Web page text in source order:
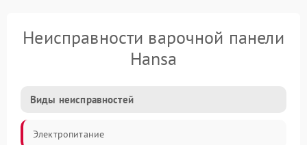
Неисправности варочной панели
Hansa
Виды неисправностей
Электропитание